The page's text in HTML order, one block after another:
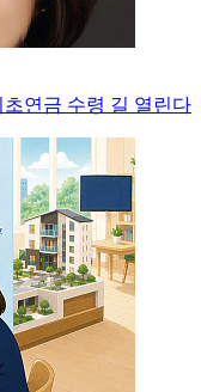
연금 수령 길 열린다